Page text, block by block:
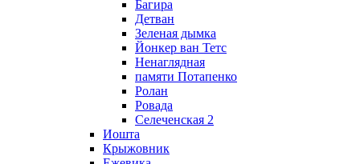
Багира
Детван
Зеленая дымка
Йонкер ван Тетс
Ненаглядная
памяти Потапенко
Ролан
Ровада
Селеченская 2
Иошта
Крыжовник